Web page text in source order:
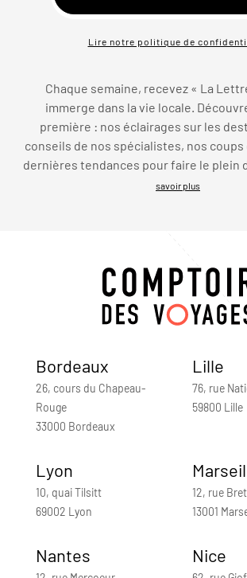
Lire notre politique de
Chaque semaine, recevez « La
immerge dans la vie locale.
première : nos éclairages sur les
conseils de nos spécialistes, nos
dernières tendances pour faire le plein
savoir plus
Bordeaux
26, cours du Chapeau-
Rouge
33000 Bordeaux
Lille
76, rue
59800 Lille
Lyon
10, quai Tilsitt
69002 Lyon
12, rue
13001
Nantes Nice